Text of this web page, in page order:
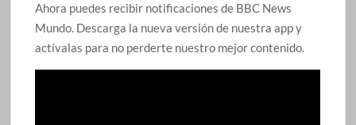
Ahora puedes recibir notificaciones de BBC News
Mundo. Descarga la nueva versión de nuestra app y
actívalas para no perderte nuestro mejor contenido.